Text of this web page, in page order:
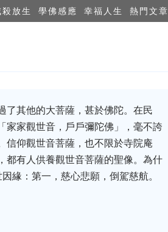
殺放生 學佛感應 幸福人生 熱門文章
了其他的大菩薩，甚於佛陀。在民
家家觀世音，戶戶彌陀佛」，毫不誇
信仰觀世音菩薩，也不限於寺院庵
都有人供養觀世音菩薩的聖像。為什
緣：第一，慈心悲願，倒駕慈航。